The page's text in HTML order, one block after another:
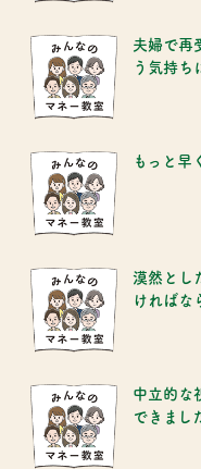
夫婦で再
う気持ち
もっと早
漠然とし
ければな
中立的な
できまし